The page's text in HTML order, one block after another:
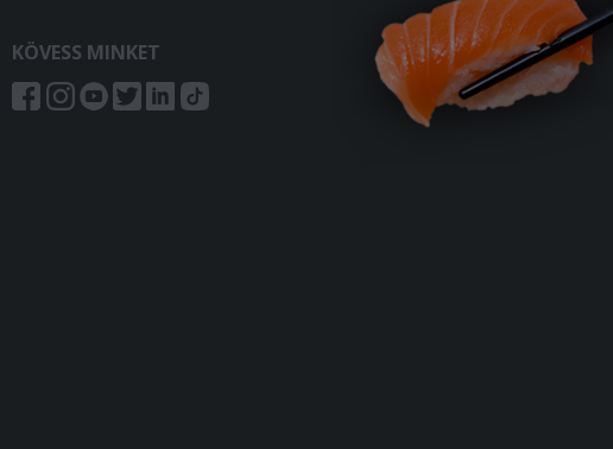
KÖVESS MINKET